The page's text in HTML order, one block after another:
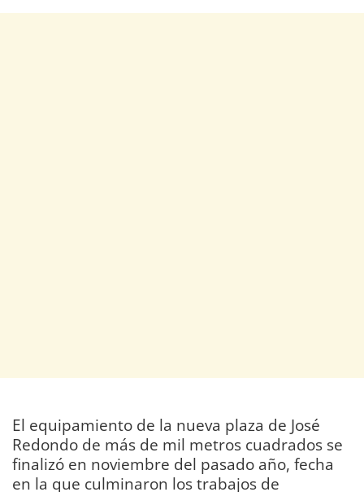
El equipamiento de la nueva plaza de José
Redondo de más de mil metros cuadrados se
finalizó en noviembre del pasado año, fecha
en la que culminaron los trabajos de